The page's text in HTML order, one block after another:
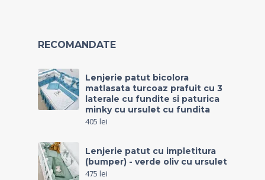
RECOMANDATE
Lenjerie patut bicolora
matlasata turcoaz prafuit cu 3
laterale cu fundite si paturica
minky cu ursulet cu fundita
405 lei
Lenjerie patut cu impletitura
(bumper) - verde oliv cu ursulet
475 lei